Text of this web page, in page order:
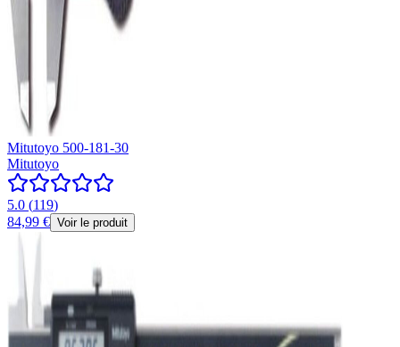
Mitutoyo 500-181-30
Mitutoyo
5.0 (119)
84,99 € Voir le produit